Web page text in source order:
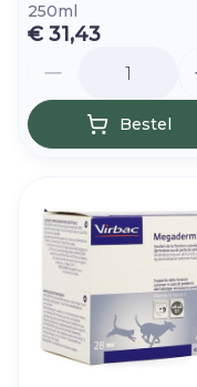
250ml
€ 31,43
Bestel